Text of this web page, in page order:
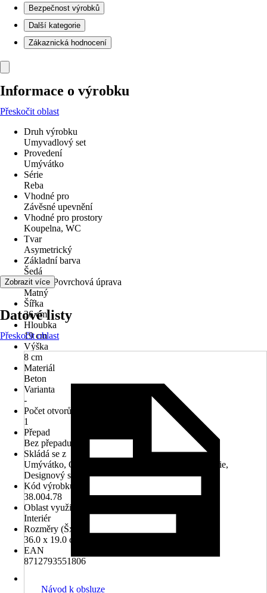
Bezpečnost výrobků
Další kategorie
Zákaznická hodnocení
Informace o výrobku
Přeskočit oblast
Druh výrobku
Umyvadlový set
Provedení
Umývátko
Série
Reba
Vhodné pro
Závěsné upevnění
Vhodné pro prostory
Koupelna, WC
Tvar
Asymetrický
Základní barva
Šedá
Povrch/Povrchová úprava
Matný
Šířka
36 cm
Hloubka
19 cm
Výška
8 cm
Materiál
Beton
Varianta
-
Počet otvorů na kohout
1
Přepad
Bez přepadu
Skládá se z
Umývátko, Odtokový ventil 1 1/4, Stojánková baterie,
Designový sifon
Kód výrobku
38.004.78
Oblast využití
Interiér
Rozměry (ŠxH)
36.0 x 19.0 cm
EAN
8712793551806
Zobrazit více
Datové listy
Přeskočit oblast
Návod k obsluze